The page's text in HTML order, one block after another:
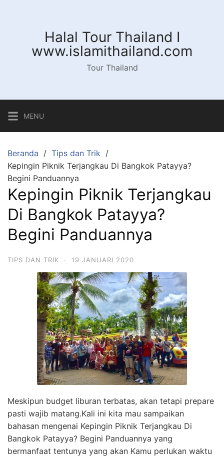
Halal Tour Thailand I
www.islamithailand.com
Tour Thailand
MENU
Beranda
Tips dan Trik
Kepingin Piknik Terjangkau Di Bangkok Patayya?
Begini Panduannya
Kepingin Piknik Terjangkau
Di Bangkok Patayya?
Begini Panduannya
TIPS DAN TRIK · 19 JANUARI 2020
Meskipun budget liburan terbatas, akan tetapi prepare
pasti wajib matang.Kali ini kita mau sampaikan
bahasan mengenai Kepingin Piknik Terjangkau Di
Bangkok Patayya? Begini Panduannya yang
bermanfaat tentunya yang akan Kamu perlukan waktu